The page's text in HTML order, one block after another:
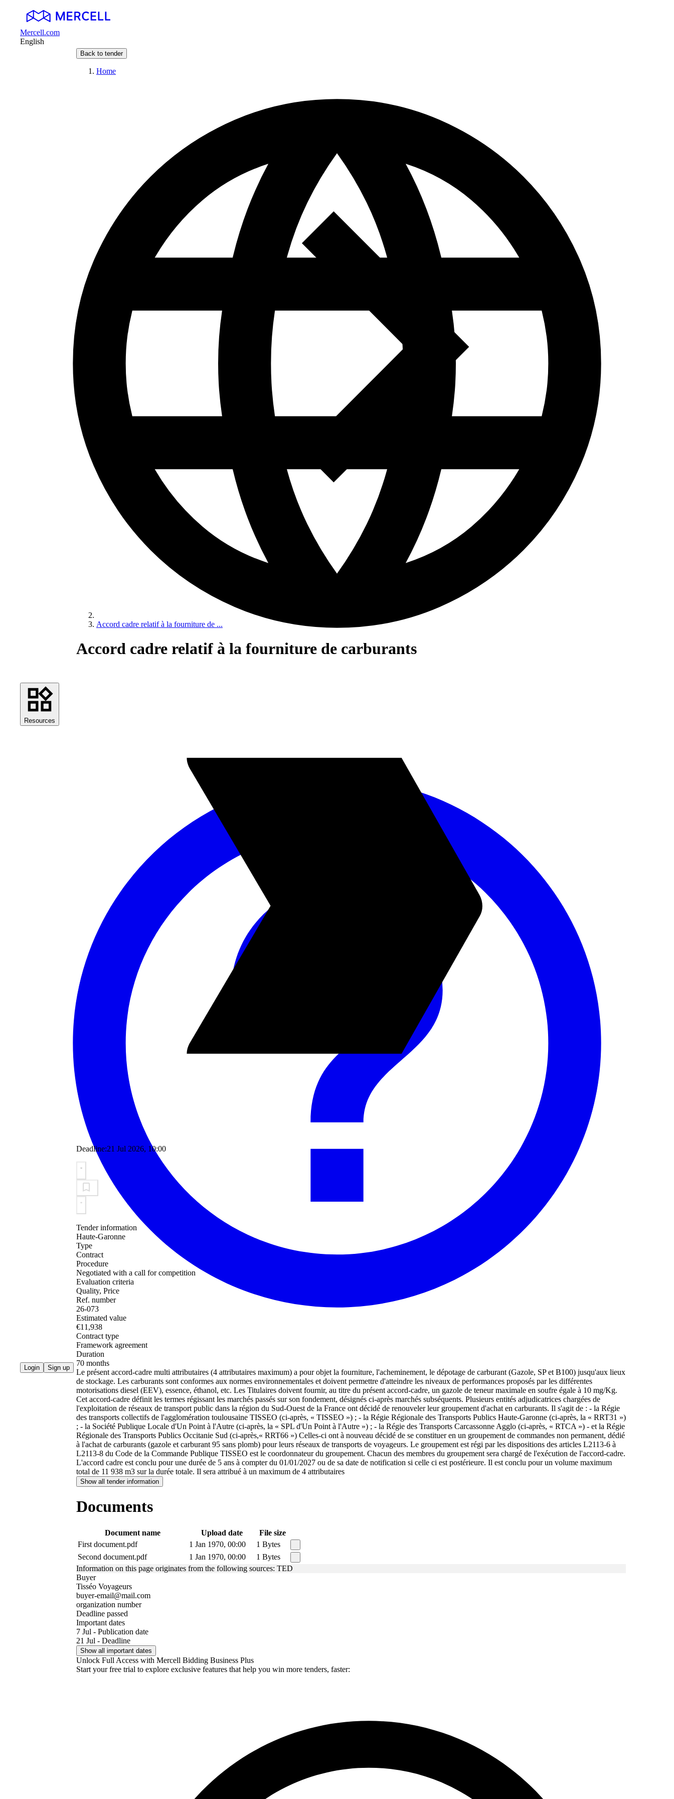
Mercell.com
English
Resources
Login Sign up
Back to tender
Home
Accord cadre relatif à la fourniture de ...
Accord cadre relatif à la fourniture de carburants
Deadline:21 Jul 2026, 10:00
Tender information
Haute-Garonne
Type
Contract
Procedure
Negotiated with a call for competition
Evaluation criteria
Quality, Price
Ref. number
26-073
Estimated value
€11,938
Contract type
Framework agreement
Duration
70 months
Le présent accord-cadre multi attributaires (4 attributaires maximum) a pour objet la fourniture, l'acheminement, le dépotage de carburant (Gazole, SP et B100) jusqu'aux lieux
de stockage. Les carburants sont conformes aux normes environnementales et doivent permettre d'atteindre les niveaux de performances proposés par les différentes
motorisations diesel (EEV), essence, éthanol, etc. Les Titulaires doivent fournir, au titre du présent accord-cadre, un gazole de teneur maximale en soufre égale à 10 mg/Kg.
Cet accord-cadre définit les termes régissant les marchés passés sur son fondement, désignés ci-après marchés subséquents. Plusieurs entités adjudicatrices chargées de
l'exploitation de réseaux de transport public dans la région du Sud-Ouest de la France ont décidé de renouveler leur groupement d'achat en carburants. Il s'agit de : - la Régie
des transports collectifs de l'agglomération toulousaine TISSEO (ci-après, « TISSEO ») ; - la Régie Régionale des Transports Publics Haute-Garonne (ci-après, la « RRT31 »)
; - la Société Publique Locale d'Un Point à l'Autre (ci-après, la « SPL d'Un Point à l'Autre ») ; - la Régie des Transports Carcassonne Agglo (ci-après, « RTCA ») - et la Régie
Régionale des Transports Publics Occitanie Sud (ci-après,« RRT66 ») Celles-ci ont à nouveau décidé de se constituer en un groupement de commandes non permanent, dédié
à l'achat de carburants (gazole et carburant 95 sans plomb) pour leurs réseaux de transports de voyageurs. Le groupement est régi par les dispositions des articles L2113-6 à
L2113-8 du Code de la Commande Publique TISSEO est le coordonnateur du groupement. Chacun des membres du groupement sera chargé de l'exécution de l'accord-cadre.
L'accord cadre est conclu pour une durée de 5 ans à compter du 01/01/2027 ou de sa date de notification si celle ci est postérieure. Il est conclu pour un volume maximum
total de 11 938 m3 sur la durée totale. Il sera attribué à un maximum de 4 attributaires
Show all tender information
Documents
Document name Upload date
File size
First document.pdf
1 Jan 1970, 00:00
1 Bytes
Second document.pdf
1 Jan 1970, 00:00
1 Bytes
Information on this page originates from the following sources: TED
Buyer
Tisséo Voyageurs
buyer-email@mail.com
organization number
Deadline passed
Important dates
7 Jul - Publication date
21 Jul - Deadline
Show all important dates
Unlock Full Access with Mercell Bidding Business Plus
Start your free trial to explore exclusive features that help you win more tenders, faster: